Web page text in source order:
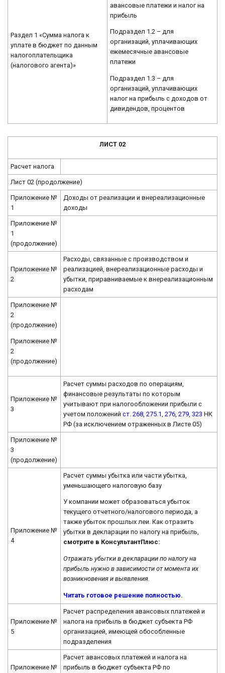
Раздел 1 «Сумма налога к
уплате в бюджет по данным
налогоплательщика
(налогового агента)»
авансовые платежи и налог на
прибыль
Подраздел 1.2 – для
организаций, уплачивающих
ежемесячные авансовые
платежи
Подраздел 1.3 – для
организаций, уплачивающих
налог на прибыль с доходов от
дивидендов, процентов
ЛИСТ 02
Расчет налога
Лист 02 (продолжение)
Приложение №
1
Доходы от реализации и внереализационные
доходы
Приложение №
1
(продолжение)
Приложение №
2
Расходы, связанные с производством и
реализацией, внереализационные расходы и
убытки, приравниваемые к внереализационным
расходам
Приложение №
2
(продолжение)
Приложение №
2
(продолжение)
Приложение №
3
Расчет суммы расходов по операциям,
финансовые результаты по которым
учитывают при налогообложении прибыли с
учетом положенийст. 268 ,275.1 ,276 ,279 ,323 НК
РФ (за исключением отраженных в Листе 05)
Приложение №
3
(продолжение)
Приложение №
4
Расчет суммы убытка или части убытка,
уменьшающего налоговую базу
У компании может образоваться убыток
текущего отчетного/налогового периода, а
также убыток прошлых леи. Как отразить
убытки в декларации по налогу на прибыль,
смотрите в КонсультантПлюс:
Отражать убытки в декларации по налогу на
прибыль нужно в зависимости от момента их
возникновения и выявления.
Читать готовое решение полностью.
Приложение №
5
Расчет распределения авансовых платежей и
налога на прибыль в бюджет субъекта РФ
организацией, имеющей обособленные
подразделения
Приложение №
Расчет авансовых платежей и налога на
прибыль в бюджет субъекта РФ по